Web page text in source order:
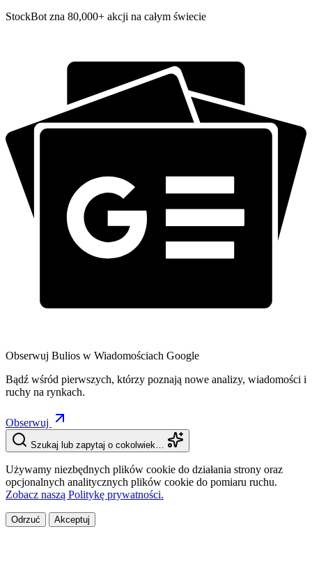
StockBot zna 80,000+ akcji na całym świecie
Obserwuj Bulios w Wiadomościach Google
Bądź wśród pierwszych, którzy poznają nowe analizy, wiadomości i
ruchy na rynkach.
Obserwuj
Szukaj lub zapytaj o cokolwiek…
Używamy niezbędnych plików cookie do działania strony oraz
opcjonalnych analitycznych plików cookie do pomiaru ruchu.
Zobacz naszą Politykę prywatności.
Odrzuć Akceptuj